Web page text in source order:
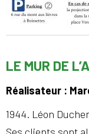
LE MUR DE
Réalisateur :
1944. Léon